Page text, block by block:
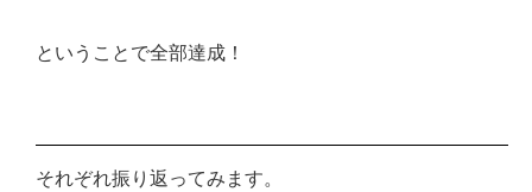
ということで全部達成！
それぞれ振り返ってみます。